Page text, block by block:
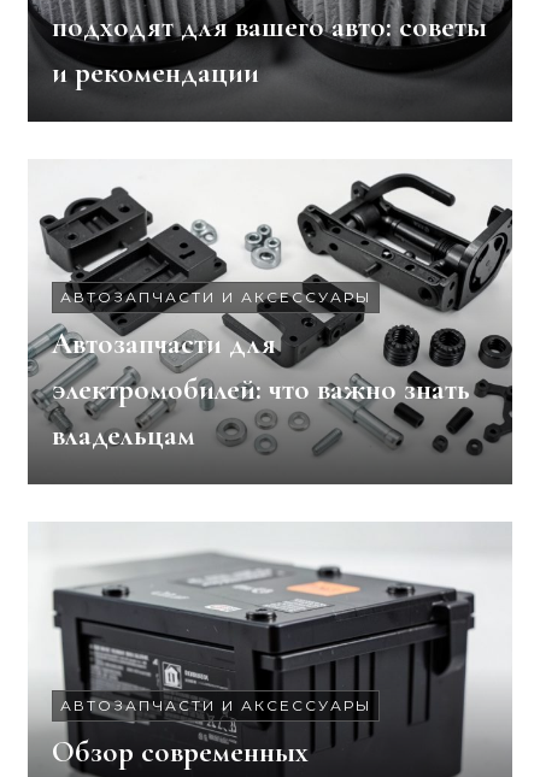
подходят для вашего авто: советы
и рекомендации
АВТОЗАПЧАСТИ И АКСЕССУАРЫ
Автозапчасти для
электромобилей: что важно знать
владельцам
АВТОЗАПЧАСТИ И АКСЕССУАРЫ
Обзор современных